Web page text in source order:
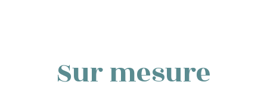
Sur mesure